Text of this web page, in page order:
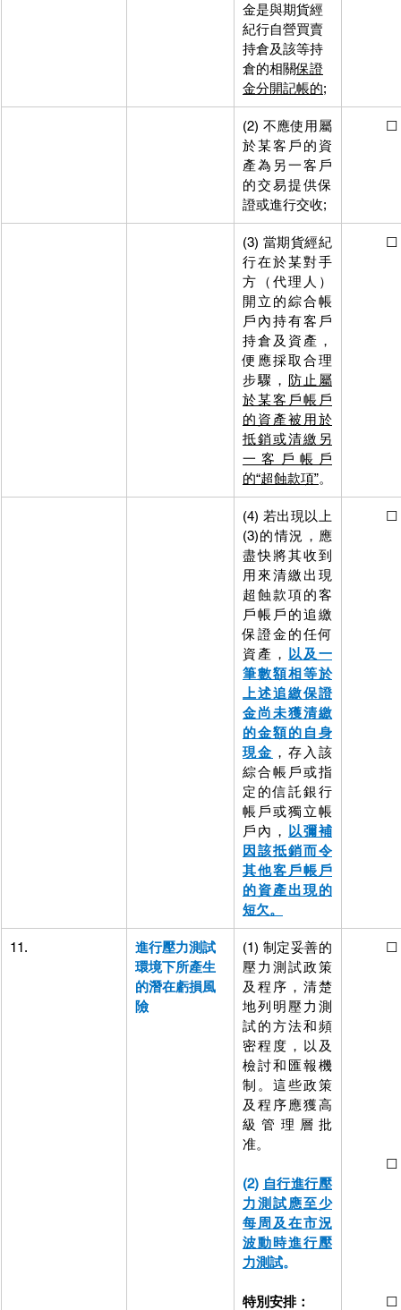
金是與期貨經
紀行自營買賣
持倉及該等持
倉的相關保證
金分開記帳的;
(2) 不應使用屬
於某客戶的資
產為另一客戶
的交易提供保
證或進行交收;
☐
(3) 當期貨經紀
行在於某對手
方（代理人）
開立的綜合帳
戶內持有客戶
持倉及資產，
便應採取合理
步驟， 防止屬
於某客戶帳戶
的資產被用於
抵銷或清繳另
一客戶帳戶
的“超蝕款項”。
☐
(4) 若出現以上
(3)的情況，應
盡快將其收到
用來清繳出現
超蝕款項的客
戶帳戶的追繳
保證金的任何
資產，
以及一
筆數額相等於
上述追繳保證
金尚未獲清繳
的金額的自身
現金 ，存入該
綜合帳戶或指
定的信託銀行
帳戶或獨立帳
戶內，
以彌補
因該抵銷而令
其他客戶帳戶
的資產出現的
短欠。
☐
11.
進行壓力測試
環境下所產生
的潛在虧損風
險
(1) 制定妥善的
壓力測試政策
及程序，清楚
地列明壓力測
試的方法和頻
密程度，以及
檢討和匯報機
制。這些政策
及程序應獲高
級管理層批
准。
(2) 自行進行壓
力測試應至少
每周及在市況
波動時進行壓
力測試。
特別安排：
☐
☐
☐